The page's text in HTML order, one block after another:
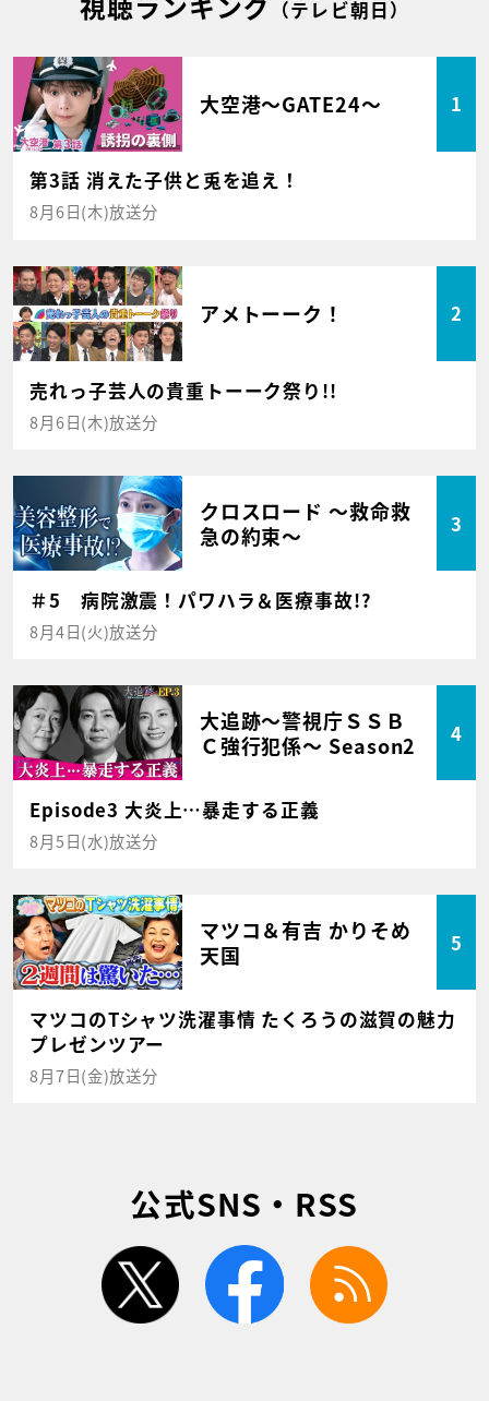
（テレビ朝日）
大空港～GATE24～ 1
第3話 消えた子供と兎を追え！
8月6日(木)放送分
アメトーーク！ 2
売れっ子芸人の貴重トーーク祭り!!
8月6日(木)放送分
クロスロード ～救命救
急の約束～
3
＃5 病院激震！パワハラ＆医療事故!?
8月4日(火)放送分
大追跡～警視庁ＳＳＢ
Ｃ強行犯係～ Season2
4
Episode3 大炎上…暴走する正義
8月5日(水)放送分
マツコ＆有吉 かりそめ
天国
5
マツコのTシャツ洗濯事情 たくろうの滋賀の魅力
プレゼンツアー
8月7日(金)放送分
公式SNS・RSS
twitter facebook